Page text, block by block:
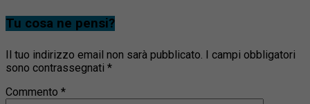
Tu cosa ne pensi?
Il tuo indirizzo email non sarà pubblicato. I campi obbligatori
sono contrassegnati *
Commento *